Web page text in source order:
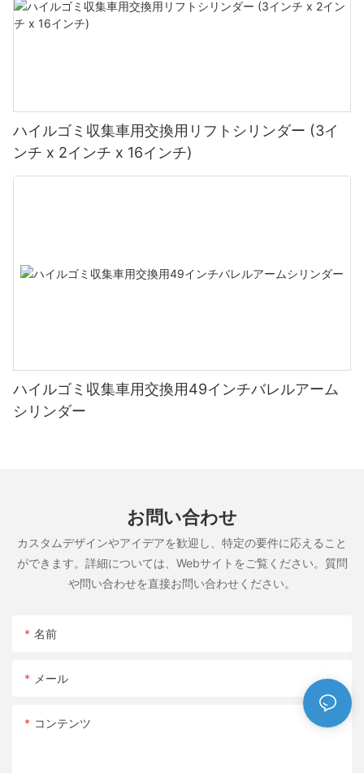
ハイルゴミ収集車用交換用リフトシリンダー (3イ
ンチ x 2インチ x 16インチ)
ハイルゴミ収集車用交換用49インチバレルアーム
シリンダー
お問い合わせ
カスタムデザインやアイデアを歓迎し、特定の要件に応えること
ができます。詳細については、Webサイトをご覧ください。質問
や問い合わせを直接お問い合わせください。
名前
メール
コンテンツ